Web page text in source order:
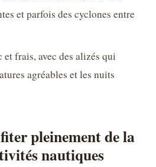
et parfois des cyclones entre
et frais, avec des alizés qui
agréables et les nuits
pleinement de la
nautiques